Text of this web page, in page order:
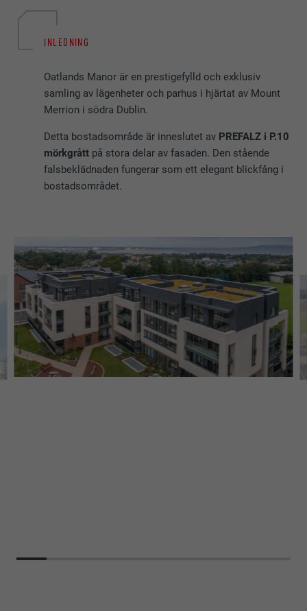
INLEDNING
Oatlands Manor är en prestigefylld och exklusiv
samling av lägenheter och parhus i hjärtat av Mount
Merrion i södra Dublin.
Detta bostadsområde är inneslutet av PREFALZ i P.10
mörkgrått på stora delar av fasaden. Den stående
falsbeklädnaden fungerar som ett elegant blickfång i
bostadsområdet.